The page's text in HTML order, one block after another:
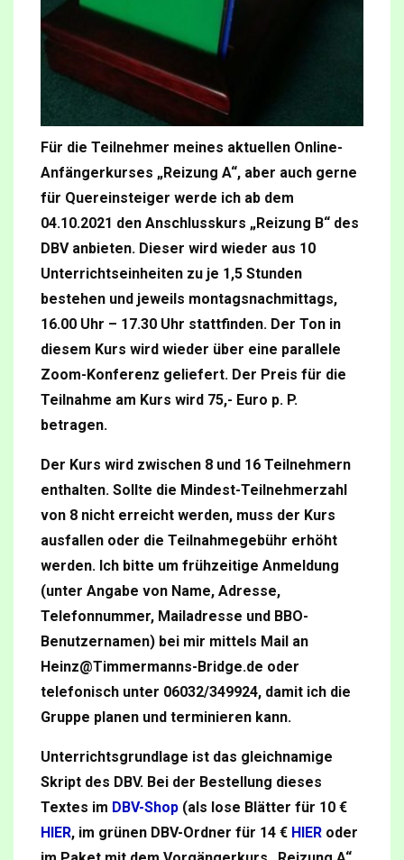
Für die Teilnehmer meines aktuellen Online-
Anfängerkurses „Reizung A“, aber auch gerne
für Quereinsteiger werde ich ab dem
04.10.2021 den Anschlusskurs „Reizung B“ des
DBV anbieten. Dieser wird wieder aus 10
Unterrichtseinheiten zu je 1,5 Stunden
bestehen und jeweils montagsnachmittags,
16.00 Uhr – 17.30 Uhr stattfinden. Der Ton in
diesem Kurs wird wieder über eine parallele
Zoom-Konferenz geliefert. Der Preis für die
Teilnahme am Kurs wird 75,- Euro p. P.
betragen.
Der Kurs wird zwischen 8 und 16 Teilnehmern
enthalten. Sollte die Mindest-Teilnehmerzahl
von 8 nicht erreicht werden, muss der Kurs
ausfallen oder die Teilnahmegebühr erhöht
werden. Ich bitte um frühzeitige Anmeldung
(unter Angabe von Name, Adresse,
Telefonnummer, Mailadresse und BBO-
Benutzernamen) bei mir mittels Mail an
Heinz@Timmermanns-Bridge.de oder
telefonisch unter 06032/349924, damit ich die
Gruppe planen und terminieren kann.
Unterrichtsgrundlage ist das gleichnamige
Skript des DBV. Bei der Bestellung dieses
Textes im DBV-Shop (als lose Blätter für 10 €
HIER, im grünen DBV-Ordner für 14 € HIER oder